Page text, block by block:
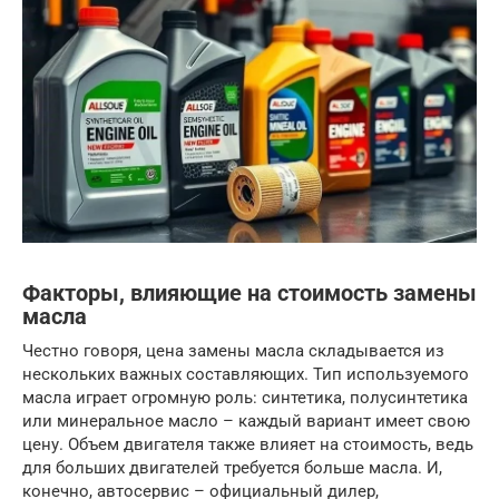
Факторы, влияющие на стоимость замены
масла
Честно говоря, цена замены масла складывается из
нескольких важных составляющих. Тип используемого
масла играет огромную роль: синтетика, полусинтетика
или минеральное масло – каждый вариант имеет свою
цену. Объем двигателя также влияет на стоимость, ведь
для больших двигателей требуется больше масла. И,
конечно, автосервис – официальный дилер,